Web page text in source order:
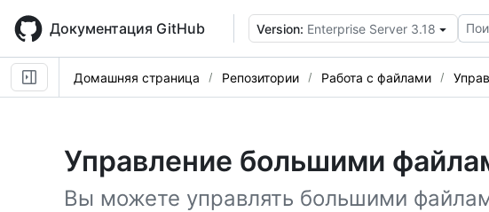
main
content
Документация GitHub Version: Enterprise Server 3.18
Домашняя страница Репозитории Работа с файлами
Управление большими
Вы можете управлять большими